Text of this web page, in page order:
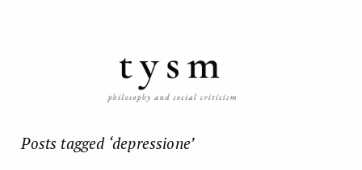
Posts tagged ‘depressione’